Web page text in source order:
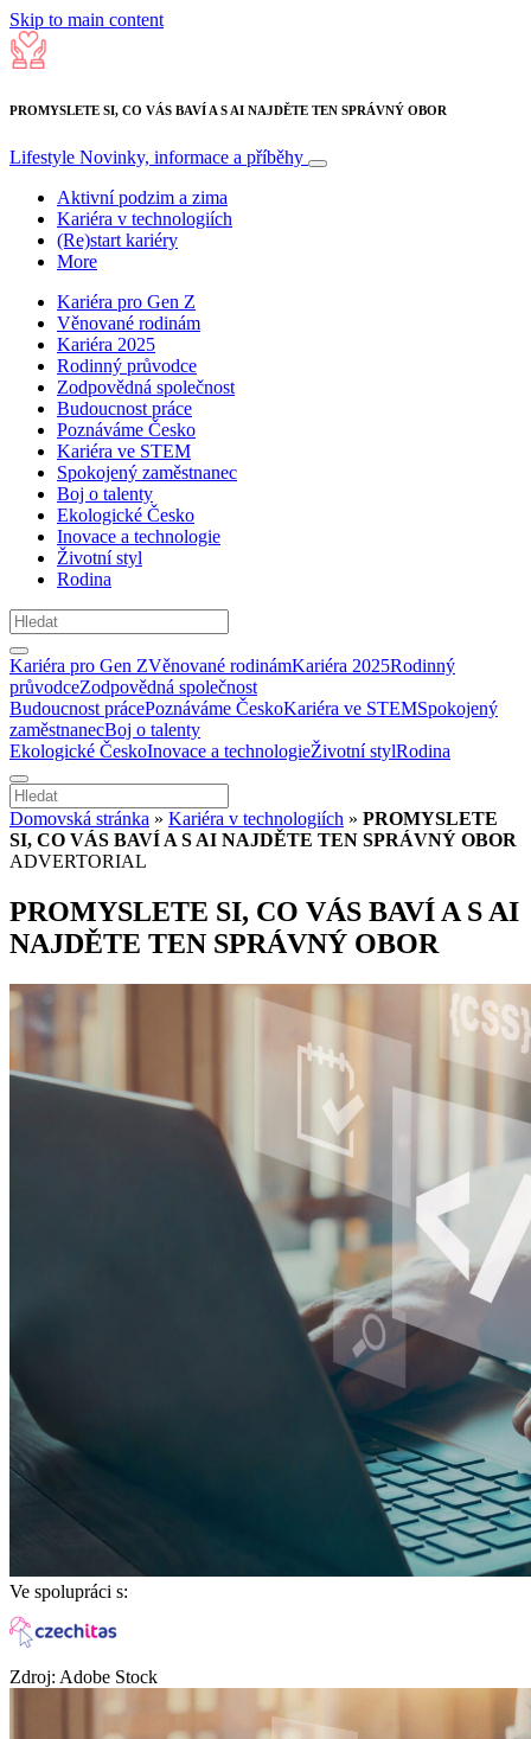
Skip to main content
PROMYSLETE SI, CO VÁS BAVÍ A S AI NAJDĚTE TEN SPRÁVNÝ OBOR
Lifestyle Novinky, informace a příběhy
Aktivní podzim a zima
Kariéra v technologiích
(Re)start kariéry
More
Kariéra pro Gen Z
Věnované rodinám
Kariéra 2025
Rodinný průvodce
Zodpovědná společnost
Budoucnost práce
Poznáváme Česko
Kariéra ve STEM
Spokojený zaměstnanec
Boj o talenty
Ekologické Česko
Inovace a technologie
Životní styl
Rodina
Kariéra pro Gen ZVěnované rodinámKariéra 2025Rodinný
průvodceZodpovědná společnost
Budoucnost prácePoznáváme ČeskoKariéra ve STEMSpokojený
zaměstnanecBoj o talenty
Ekologické ČeskoInovace a technologieŽivotní stylRodina
Domovská stránka » Kariéra v technologiích » PROMYSLETE
SI, CO VÁS BAVÍ A S AI NAJDĚTE TEN SPRÁVNÝ OBOR
ADVERTORIAL
PROMYSLETE SI, CO VÁS BAVÍ A S AI
NAJDĚTE TEN SPRÁVNÝ OBOR
Ve spolupráci s:
Zdroj: Adobe Stock